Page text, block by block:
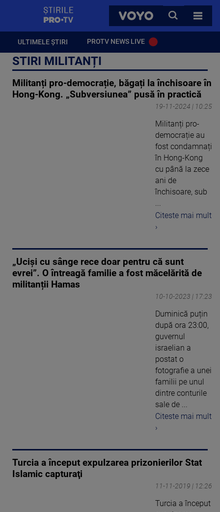
VOYO
CAUTA
TOATE
ULTIMELE ȘTIRI PROTV NEWS LIVE
STIRI MILITANȚI
Militanți pro-democrație, băgați la închisoare în
Hong-Kong. „Subversiunea” pusă în practică
19-11-2024 | 10:25
Militanți pro-
democrație au
fost condamnați
în Hong-Kong
cu până la zece
ani de
închisoare, sub
...
Citeste mai mult
›
„Uciși cu sânge rece doar pentru că sunt
evrei”. O întreagă familie a fost măcelărită de
militanții Hamas
10-10-2023 | 17:23
Duminică puțin
după ora 23:00,
guvernul
israelian a
postat o
fotografie a unei
familii pe unul
dintre conturile
sale de ...
Citeste mai mult
›
Turcia a început expulzarea prizonierilor Stat
Islamic capturaţi
11-11-2019 | 12:26
Turcia a început